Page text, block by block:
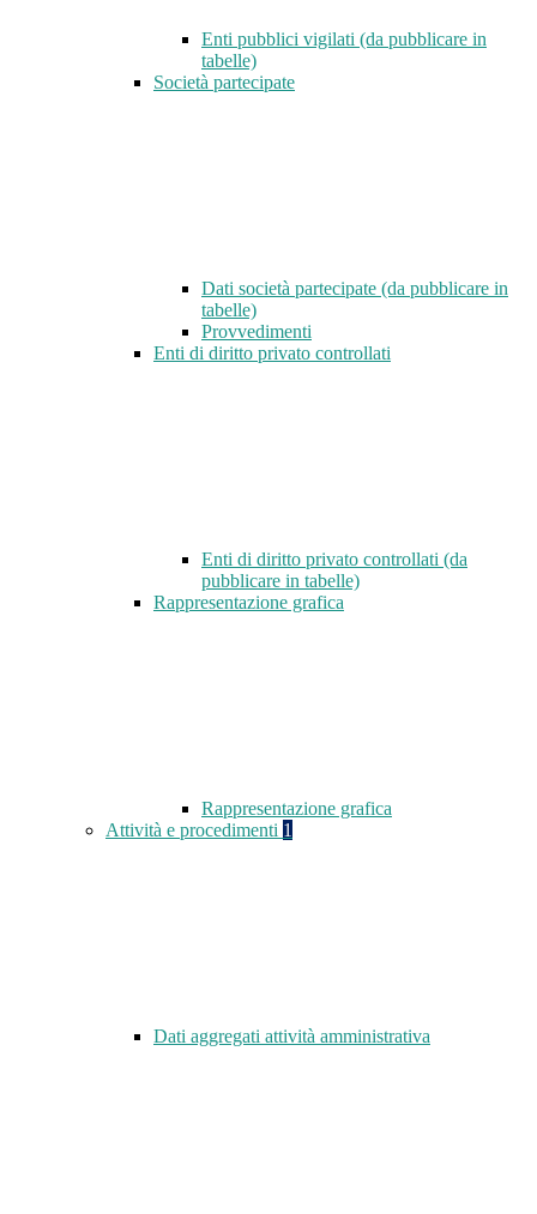
Enti pubblici vigilati (da pubblicare in
tabelle)
Società partecipate
Dati società partecipate (da pubblicare in
tabelle)
Provvedimenti
Enti di diritto privato controllati
Enti di diritto privato controllati (da
pubblicare in tabelle)
Rappresentazione grafica
Rappresentazione grafica
Attività e procedimenti 1
Dati aggregati attività amministrativa